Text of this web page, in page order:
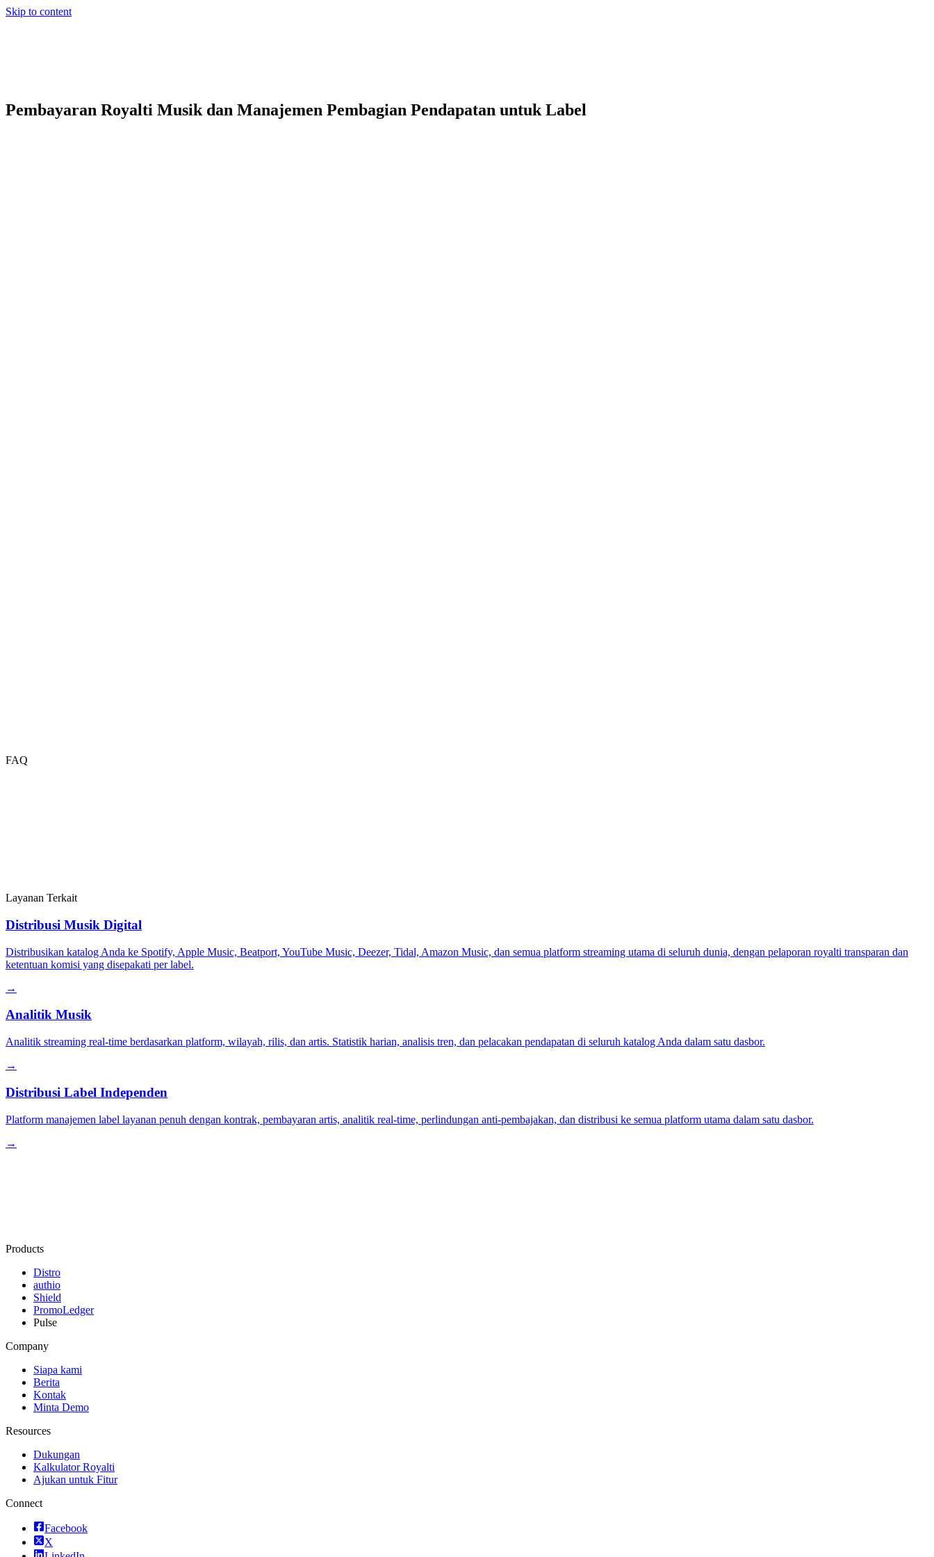
Skip to content
Pembayaran Royalti Musik dan Manajemen Pembagian Pendapatan untuk Label
FAQ
Layanan Terkait
Distribusi Musik Digital
Distribusikan katalog Anda ke Spotify, Apple Music, Beatport, YouTube Music, Deezer, Tidal, Amazon Music, dan semua platform streaming utama di seluruh dunia, dengan pelaporan royalti transparan dan
ketentuan komisi yang disepakati per label.
→
Analitik Musik
Analitik streaming real-time berdasarkan platform, wilayah, rilis, dan artis. Statistik harian, analisis tren, dan pelacakan pendapatan di seluruh katalog Anda dalam satu dasbor.
→
Distribusi Label Independen
Platform manajemen label layanan penuh dengan kontrak, pembayaran artis, analitik real-time, perlindungan anti-pembajakan, dan distribusi ke semua platform utama dalam satu dasbor.
→
Products
Distro
authio
Shield
PromoLedger
Pulse
Company
Siapa kami
Berita
Kontak
Minta Demo
Resources
Dukungan
Kalkulator Royalti
Ajukan untuk Fitur
Connect
Facebook
X